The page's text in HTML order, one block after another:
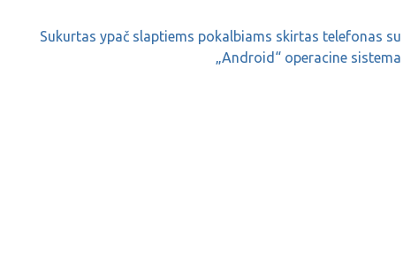
Sukurtas ypač slaptiems pokalbiams skirtas telefonas su
„Android“ operacine sistema